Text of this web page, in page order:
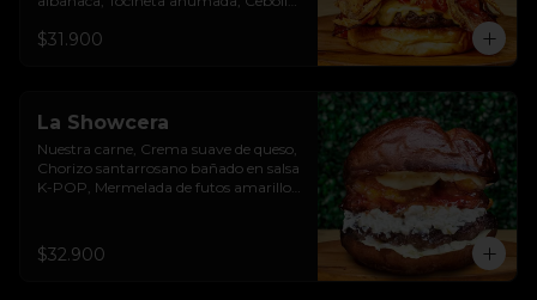
$31.900
La Showcera
Nuestra carne, Crema suave de queso,
Chorizo santarrosano bañado en salsa
K-POP, Mermelada de futos amarillos,
$32.900